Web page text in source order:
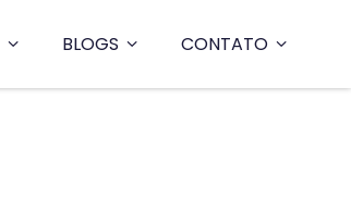
BLOGS CONTATO